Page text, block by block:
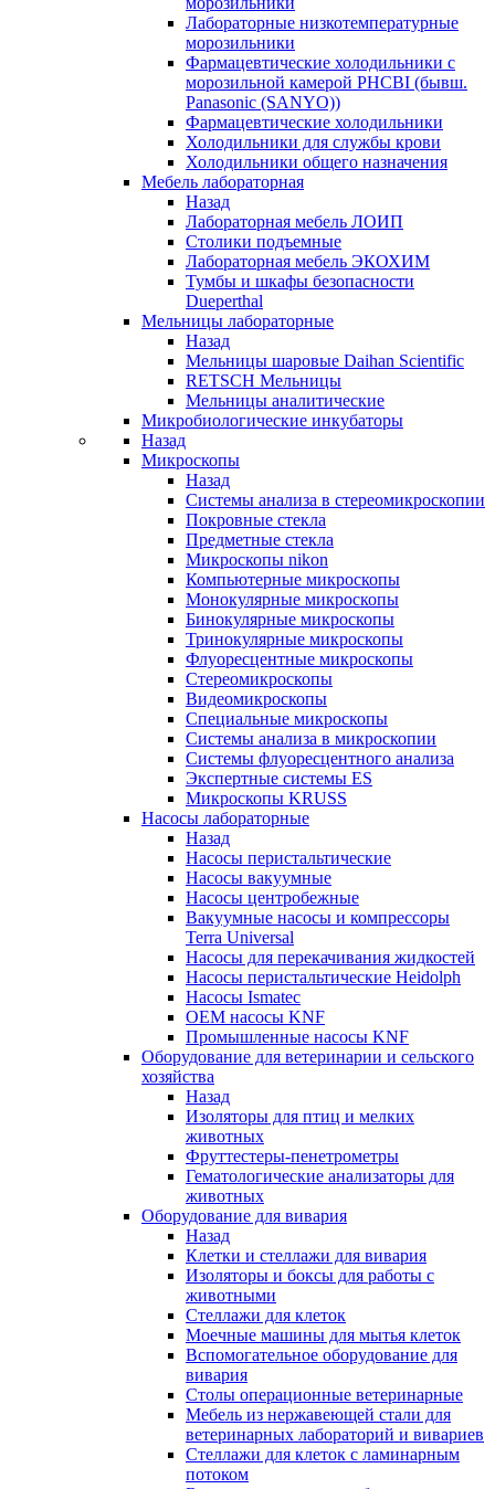
Лабораторные низкотемпературные
морозильники
Фармацевтические холодильники с
морозильной камерой PHCBI (бывш.
Panasonic (SANYO))
Фармацевтические холодильники
Холодильники для службы крови
Холодильники общего назначения
Мебель лабораторная
Назад
Лабораторная мебель ЛОИП
Столики подъемные
Лабораторная мебель ЭКОХИМ
Тумбы и шкафы безопасности
Dueperthal
Мельницы лабораторные
Назад
Мельницы шаровые Daihan Scientific
RETSCH Мельницы
Мельницы аналитические
Микробиологические инкубаторы
Назад
Микроскопы
Назад
Системы анализа в стереомикроскопии
Покровные стекла
Предметные стекла
Микроскопы nikon
Компьютерные микроскопы
Монокулярные микроскопы
Бинокулярные микроскопы
Тринокулярные микроскопы
Флуоресцентные микроскопы
Стереомикроскопы
Видеомикроскопы
Специальные микроскопы
Системы анализа в микроскопии
Системы флуоресцентного анализа
Экспертные системы ES
Микроскопы KRUSS
Насосы лабораторные
Назад
Насосы перистальтические
Насосы вакуумные
Насосы центробежные
Вакуумные насосы и компрессоры
Terra Universal
Насосы для перекачивания жидкостей
Насосы перистальтические Heidolph
Насосы Ismatec
OEM насосы KNF
Промышленные насосы KNF
Оборудование для ветеринарии и сельского
хозяйства
Назад
Изоляторы для птиц и мелких
животных
Фруттестеры-пенетрометры
Гематологические анализаторы для
животных
Оборудование для вивария
Назад
Клетки и стеллажи для вивария
Изоляторы и боксы для работы с
животными
Стеллажи для клеток
Моечные машины для мытья клеток
Вспомогательное оборудование для
вивария
Столы операционные ветеринарные
Мебель из нержавеющей стали для
ветеринарных лабораторий и вивариев
Стеллажи для клеток с ламинарным
потоком